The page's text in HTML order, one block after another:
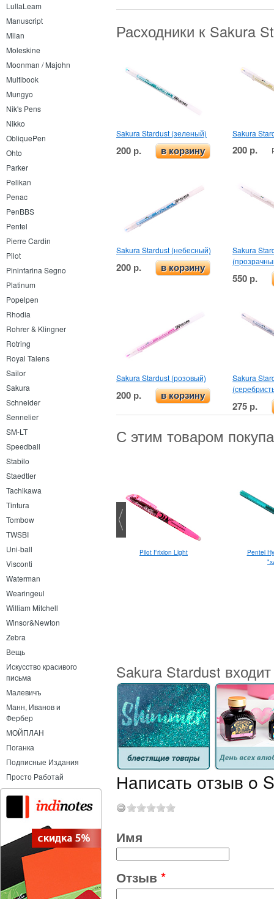
LullaLeam
Manuscript
Milan
Moleskine
Moonman / Majohn
Multibook
Mungyo
Nik's Pens
Nikko
ObliquePen
Ohto
Parker
Pelikan
Penac
PenBBS
Pentel
Pierre Cardin
Pilot
Pininfarina Segno
Platinum
Popelpen
Rhodia
Rohrer & Klingner
Rotring
Royal Talens
Sailor
Sakura
Schneider
Sennelier
SM-LT
Speedball
Stabilo
Staedtler
Tachikawa
Tintura
Tombow
TWSBI
Uni-ball
Visconti
Waterman
Wearingeul
William Mitchell
Winsor&Newton
Zebra
Вещь
Искусство красивого
письма
Малевичъ
Манн, Иванов и
Фербер
МОЙПЛАН
Поганка
Подписные Издания
Просто Работай
Расходники к Sakura
Sakura Stardust (зеленый)
200 р. в корзину
Sakura
200 р.
Sakura Stardust (небесный)
200 р. в корзину
Sakura
550 р.
Sakura Stardust (розовый)
200 р. в корзину
Sakura
275 р.
С этим товаром
Карандаш-текстовыделитель
Koh-i-Noor
Pilot Frixion Light
Pentel
Sakura Stardust входит
Написать отзыв o
Имя
Отзыв *